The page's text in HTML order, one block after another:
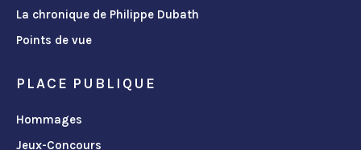
La chronique de Philippe Dubath
Points de vue
PLACE PUBLIQUE
Hommages
Jeux-Concours